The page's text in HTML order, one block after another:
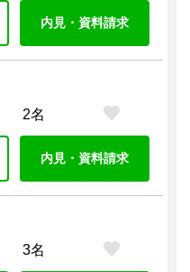
料） シュレッダー
ス付き
施設内喫煙所
内見・資料請求
2名
内見・資料請求
3名